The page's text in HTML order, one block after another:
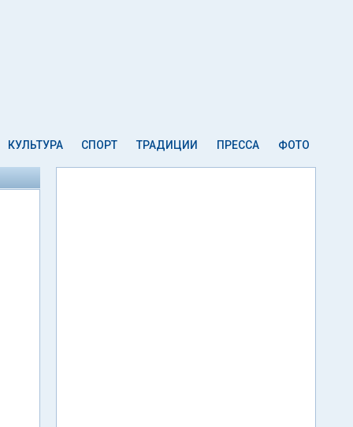
КУЛЬТУРА СПОРТ ТРАДИЦИИ ПРЕССА ФОТО